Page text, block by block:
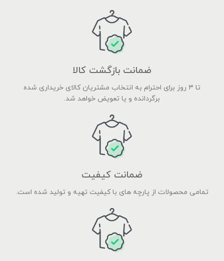
ضمانت بازگشت کالا
تا ۳ روز برای احترام به انتخاب مشتریان کالای خریداری شده
برگردانده و یا تعویض خواهد شد.
ضمانت کیفیت
تمامی محصولات از پارچه های با کیفیت تهیه و تولید شده است.